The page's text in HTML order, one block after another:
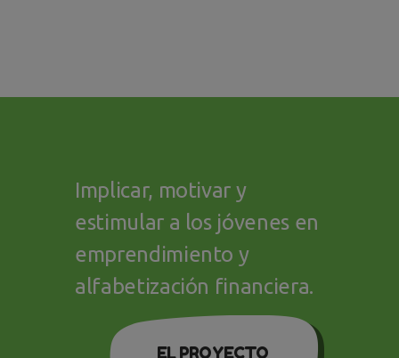
Implicar, motivar y
estimular a los jóvenes en
emprendimiento y
alfabetización financiera.
EL PROYECTO